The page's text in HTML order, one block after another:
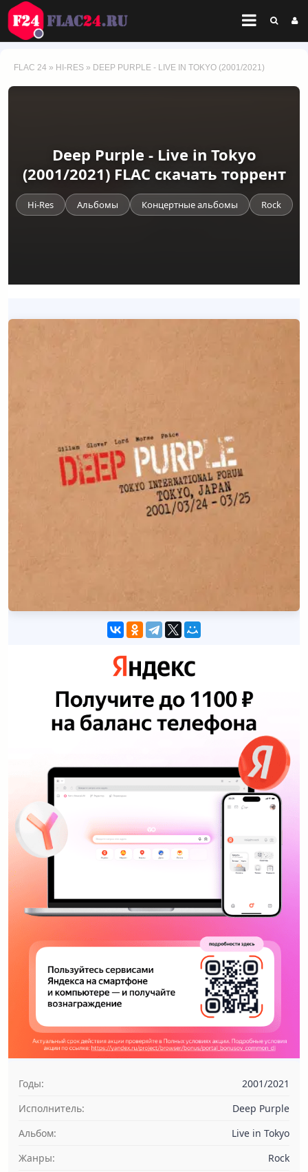
FLAC 24 » HI-RES » DEEP PURPLE - LIVE IN TOKYO (2001/2021)
Deep Purple - Live in Tokyo
(2001/2021) FLAC скачать торрент
Hi-Res Альбомы Концертные альбомы Rock
Годы:
2001/2021
Исполнитель:
Deep Purple
Альбом:
Live in Tokyo
Жанры:
Rock